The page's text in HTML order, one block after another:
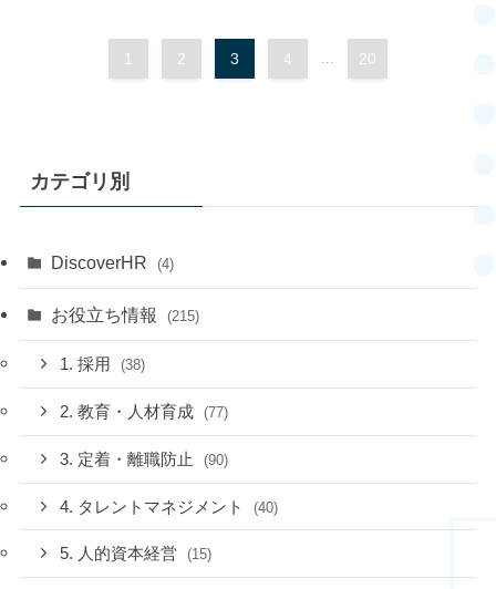
1 2 3 4 20
カテゴリ別
DiscoverHR (4)
お役立ち情報 (215)
1. 採用 (38)
2. 教育・人材育成 (77)
3. 定着・離職防止 (90)
4. タレントマネジメント (40)
5. 人的資本経営 (15)